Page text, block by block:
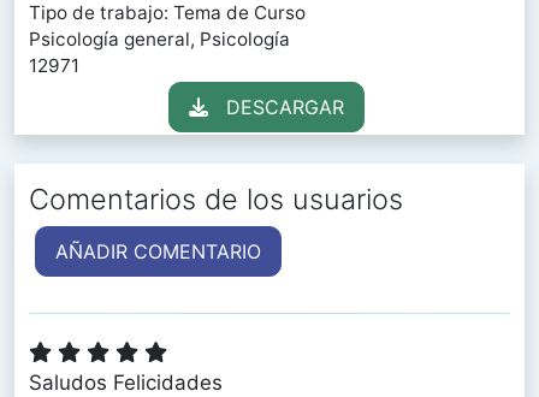
Tipo de trabajo: Tema de Curso
Psicología general, Psicología
12971
DESCARGAR
Comentarios de los usuarios
AÑADIR COMENTARIO
Saludos Felicidades